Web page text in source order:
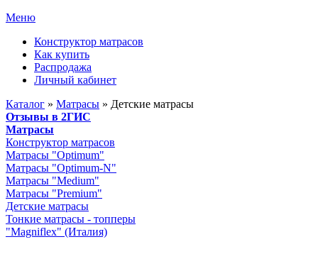
Меню
Конструктор матрасов
Как купить
Распродажа
Личный кабинет
Каталог » Матрасы » Детские матрасы
Отзывы в 2ГИС
Матрасы
Конструктор матрасов
Матрасы "Optimum"
Матрасы "Optimum-N"
Матрасы "Medium"
Матрасы "Premium"
Детские матрасы
Тонкие матрасы - топперы
"Magniflex" (Италия)